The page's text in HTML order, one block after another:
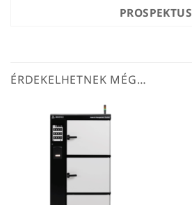
PROSPEKTUS
ÉRDEKELHETNEK MÉG…